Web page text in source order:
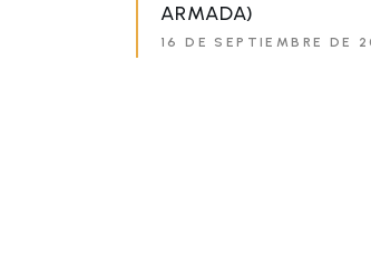
ARMADA)
16 DE SEPTIEMBRE DE